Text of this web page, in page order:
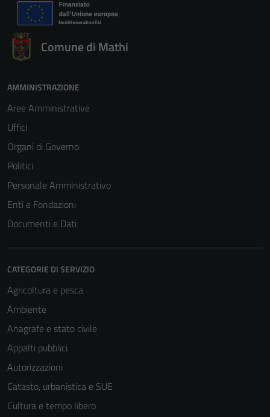
Comune di Mathi
AMMINISTRAZIONE
Aree Amministrative
Uffici
Organi di Governo
Politici
Personale Amministrativo
Enti e Fondazioni
Documenti e Dati
CATEGORIE DI SERVIZIO
Agricoltura e pesca
Ambiente
Anagrafe e stato civile
Appalti pubblici
Autorizzazioni
Catasto, urbanistica e SUE
Cultura e tempo libero